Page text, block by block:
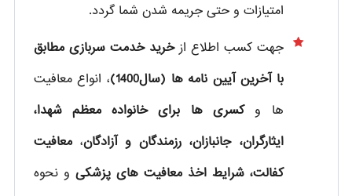
امتیازات و حتی جریمه شدن شما گردد.
جهت کسب اطلاع از خرید خدمت سربازی مطابق
با آخرین آیین نامه ها (سال1400)
، انواع معافیت
ها و کسری ها برای خانواده معظم شهدا،
ایثارگران، جانبازان، رزمندگان و آزادگان،معافیت
کفالت، شرایط اخذ معافیت های پزشکی و نحوه